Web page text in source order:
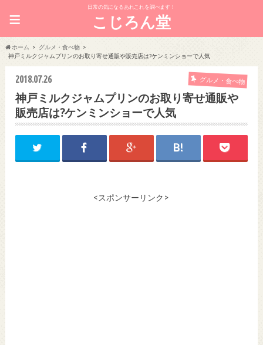
日常の気になるあれこれを調べます！
こじろん堂
≡
ホーム
グルメ・食べ物
神戸ミルクジャムプリンのお取り寄せ通販や販売店は?ケンミンショーで人気
2018.07.26 グルメ・食べ物
神戸ミルクジャムプリンのお取り寄せ通販や
販売店は?ケンミンショーで人気
<スポンサーリンク>